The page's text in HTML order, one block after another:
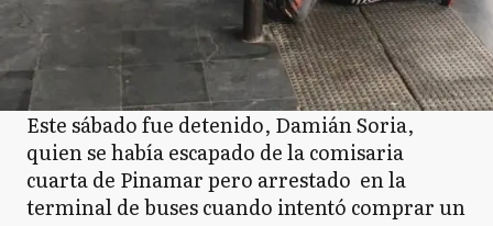
Este sábado fue detenido, Damián Soria,
quien se había escapado de la comisaria
cuarta de Pinamar pero arrestado en la
terminal de buses cuando intentó comprar un